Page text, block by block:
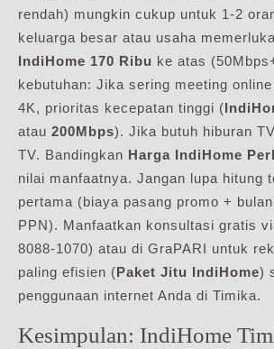
rendah) mungkin cukup untuk 1-2
keluarga besar atau usaha
IndiHome 170 Ribu ke atas
kebutuhan: Jika sering meeting
4K, prioritas kecepatan tinggi (
atau 200Mbps). Jika butuh hiburan
TV. Bandingkan Harga IndiHome
nilai manfaatnya. Jangan lupa hitung
pertama (biaya pasang promo +
PPN). Manfaatkan konsultasi gratis
8088-1070) atau di GraPARI untuk
paling efisien (Paket Jitu IndiHome)
penggunaan internet Anda di Timika.
Kesimpulan: IndiHome